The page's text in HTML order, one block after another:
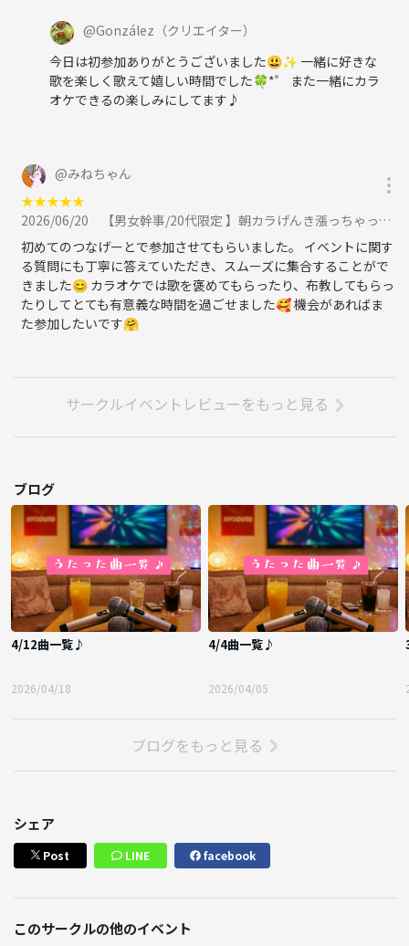
@González （クリエイター）
今日は初参加ありがとうございました😃✨ 一緒に好きな
歌を楽しく歌えて嬉しい時間でした🍀*゜ また一緒にカラ
オケできるの楽しみにしてます♪
@みねちゃん
★★★★★
2026/06/20
【男女幹事/20代限定 】朝カラげんき漲っちゃってるカラオケ♪に参加
初めてのつなげーとで参加させてもらいました。 イベントに関す
る質問にも丁寧に答えていただき、スムーズに集合することがで
きました😊 カラオケでは歌を褒めてもらったり、布教してもらっ
たりしてとても有意義な時間を過ごせました🥰 機会があればま
た参加したいです🤗
サークルイベントレビューをもっと見る
ブログ
4/12曲一覧♪
2026/04/18
4/4曲一覧♪
2026/04/05
ブログをもっと見る
シェア
Post LINE facebook
このサークルの他のイベント